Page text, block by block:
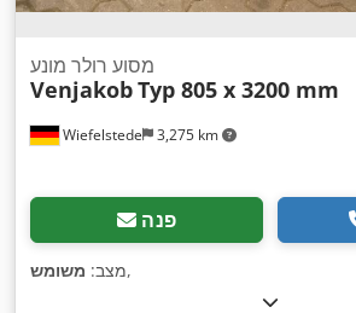
Wiefelstede 3,275 km
מסוע רולר מונע
VenjakobTyp 805 x 3200 mm
פנה
מצב: משומש ,